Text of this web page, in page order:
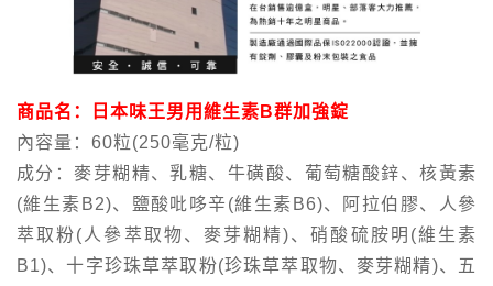
商品名：日本味王男用維生素B群加強錠
內容量：60粒(250毫克/粒)
成分：麥芽糊精、乳糖、牛磺酸、葡萄糖酸鋅、核黃素
(維生素B2)、鹽酸吡哆辛(維生素B6)、阿拉伯膠、人參
萃取粉(人參萃取物、麥芽糊精)、硝酸硫胺明(維生素
B1)、十字珍珠草萃取粉(珍珠草萃取物、麥芽糊精)、五